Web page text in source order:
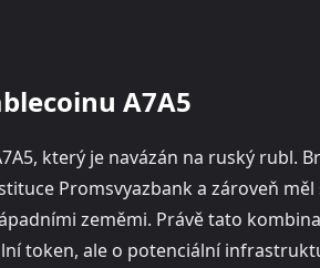
A7A5
který je navázán na ruský rubl.
Promsvyazbank a zároveň
zeměmi. Právě tato
token, ale o potenciální